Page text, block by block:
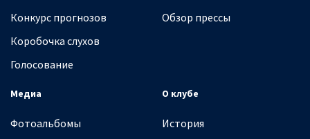
Конкурс прогнозов
Коробочка слухов
Голосование
Обзор прессы
Медиа
Фотоальбомы
О клубе
История